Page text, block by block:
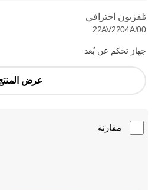
تلفزيون احترافي
22AV2204A/00
جهاز تحكم عن بُعد
عرض المنتج
مقارنة